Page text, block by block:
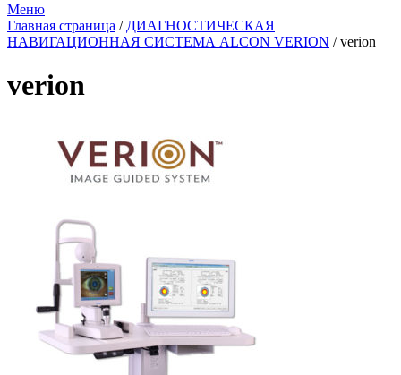
Меню
Главная страница / ДИАГНОСТИЧЕСКАЯ
НАВИГАЦИОННАЯ СИСТЕМА ALCON VERION /verion
verion